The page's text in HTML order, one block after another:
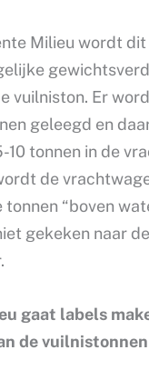
Milieu wordt
vuilniston. Er
geleegd en
10 tonnen in de
de
tonnen “boven
gekeken naar de
gaat labels
de